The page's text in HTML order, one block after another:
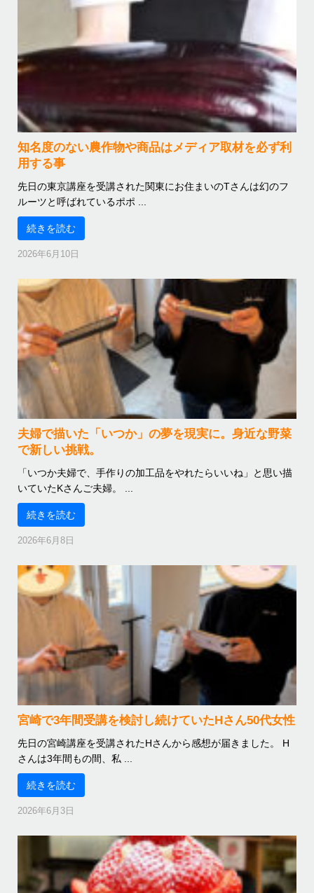
知名度のない農作物や商品はメディア取材を必ず利
用する事
先日の東京講座を受講された関東にお住まいのTさんは幻のフ
ルーツと呼ばれているポポ ...
続きを読む
2026年6月10日
夫婦で描いた「いつか」の夢を現実に。身近な野菜
で新しい挑戦。
「いつか夫婦で、手作りの加工品をやれたらいいね」と思い描
いていたKさんご夫婦。 ...
続きを読む
2026年6月8日
宮崎で3年間受講を検討し続けていたHさん50代女性
先日の宮崎講座を受講されたHさんから感想が届きました。 H
さんは3年間もの間、私 ...
続きを読む
2026年6月3日